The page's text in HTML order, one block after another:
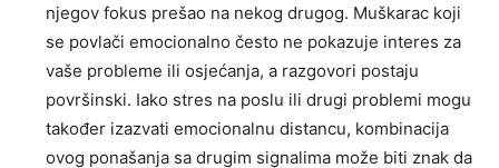
njegov fokus prešao na nekog drugog. Muškarac koji
se povlači emocionalno često ne pokazuje interes za
vaše probleme ili osjećanja, a razgovori postaju
površinski. Iako stres na poslu ili drugi problemi mogu
također izazvati emocionalnu distancu, kombinacija
ovog ponašanja sa drugim signalima može biti znak da